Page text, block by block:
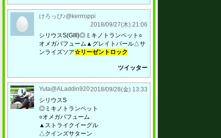
けろっぴ♪@kerrroppi
2018/09/27(木) 21:06
シリウスS(GIII)◎ミキノトランペット○
オメガパフューム▲グレイトパール△サ
ンライズソア☆リーゼントロック
ツイッター
Yuta@ALaddin9202018/09/28(金) 13:33
シリウスS
◎ミキノトランペット
○オメガパフューム
▲ストライクイーグル
△クインズサターン